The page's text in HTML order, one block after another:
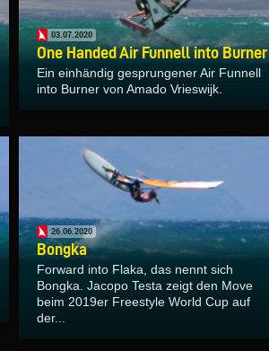
03.07.2020
One Handed Air Funnell into Burner
Ein einhändig gesprungener Air Funnell
into Burner von Amado Vrieswijk.
26.06.2020
Bongka
Forward into Flaka, das nennt sich
Bongka. Jacopo Testa zeigt den Move
beim 2019er Freestyle World Cup auf
der...